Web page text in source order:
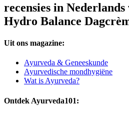
recensies in
Hydro Balance
Uit ons magazine:
Ayurveda & Geneeskunde
Ayurvedische mondhygiëne
Wat is Ayurveda?
Ontdek Ayurveda101: